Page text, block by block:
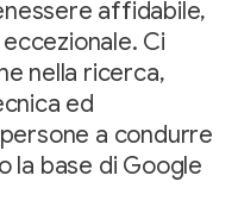
affidabile,
Ci
nella ricerca,
ed
a condurre
la base di Google